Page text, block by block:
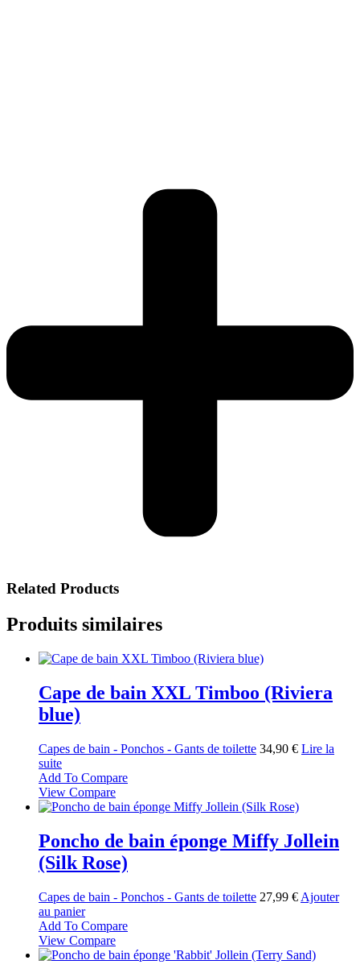
Related Products
Produits similaires
Cape de bain XXL Timboo (Riviera
blue)
Capes de bain - Ponchos - Gants de toilette 34,90 € Lire la
suite
Add To Compare
View Compare
Poncho de bain éponge Miffy Jollein
(Silk Rose)
Capes de bain - Ponchos - Gants de toilette 27,99 € Ajouter
au panier
Add To Compare
View Compare